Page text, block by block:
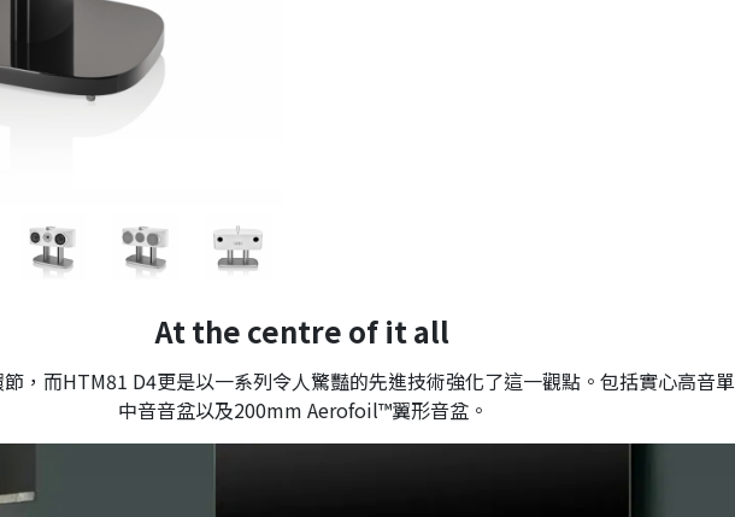
At the centre of it all
，而HTM81 D4更是以一系列令人驚豔的先進技術強化了這一觀點。包括實心高
中音音盆以及200mm Aerofoil™翼形音盆。